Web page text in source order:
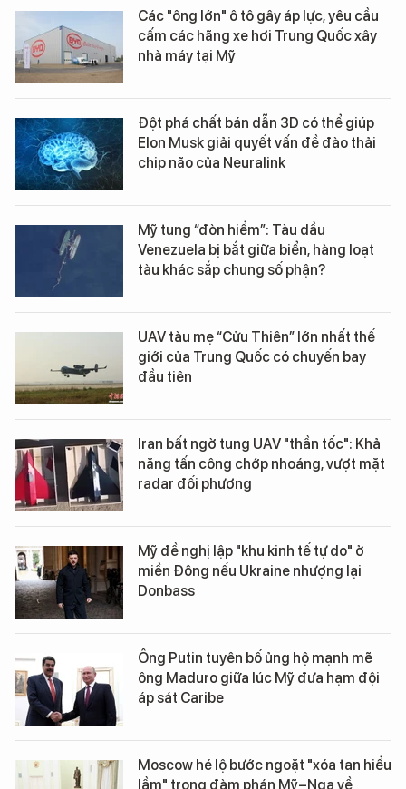
Các "ông lớn" ô tô gây áp lực, yêu cầu
cấm các hãng xe hơi Trung Quốc xây
nhà máy tại Mỹ
Đột phá chất bán dẫn 3D có thể giúp
Elon Musk giải quyết vấn đề đào thải
chip não của Neuralink
Mỹ tung “đòn hiểm”: Tàu dầu
Venezuela bị bắt giữa biển, hàng loạt
tàu khác sắp chung số phận?
UAV tàu mẹ “Cửu Thiên” lớn nhất thế
giới của Trung Quốc có chuyến bay
đầu tiên
Iran bất ngờ tung UAV "thần tốc": Khả
năng tấn công chớp nhoáng, vượt mặt
radar đối phương
Mỹ đề nghị lập "khu kinh tế tự do" ở
miền Đông nếu Ukraine nhượng lại
Donbass
Ông Putin tuyên bố ủng hộ mạnh mẽ
ông Maduro giữa lúc Mỹ đưa hạm đội
áp sát Caribe
Moscow hé lộ bước ngoặt "xóa tan hiểu
lầm" trong đàm phán Mỹ–Nga về